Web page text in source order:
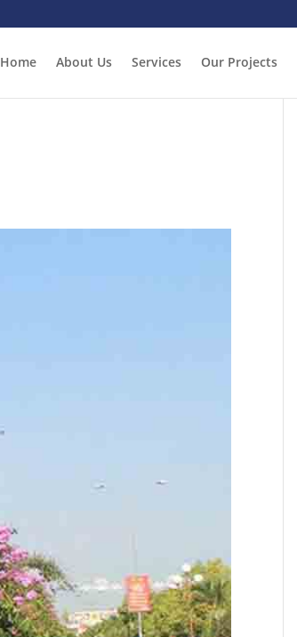
Home About Us Services Our Projects